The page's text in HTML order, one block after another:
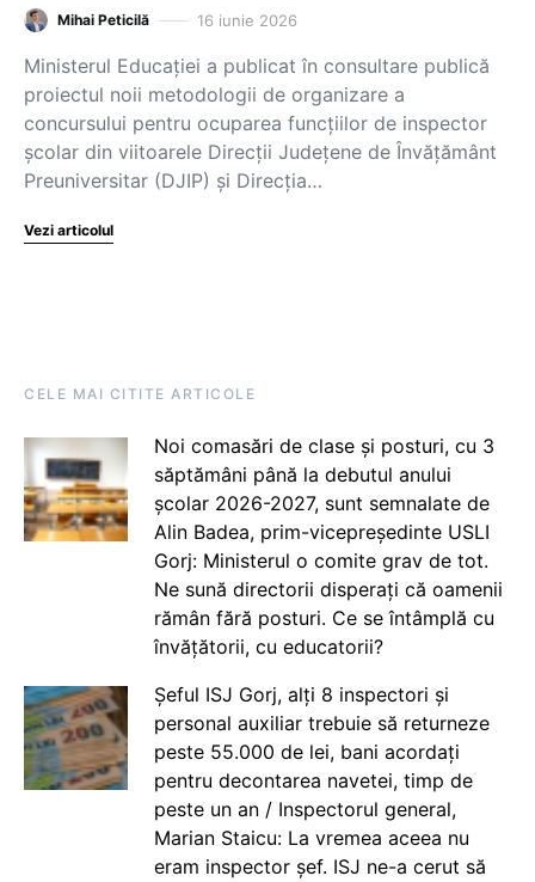
Mihai Peticilă 16 iunie 2026
Ministerul Educației a publicat în consultare publică
proiectul noii metodologii de organizare a
concursului pentru ocuparea funcțiilor de inspector
școlar din viitoarele Direcții Județene de Învățământ
Preuniversitar (DJIP) și Direcția…
Vezi articolul
CELE MAI CITITE ARTICOLE
Noi comasări de clase și posturi, cu 3
săptămâni până la debutul anului
școlar 2026-2027, sunt semnalate de
Alin Badea, prim-vicepreședinte USLI
Gorj: Ministerul o comite grav de tot.
Ne sună directorii disperați că oamenii
rămân fără posturi. Ce se întâmplă cu
învățătorii, cu educatorii?
Șeful ISJ Gorj, alți 8 inspectori și
personal auxiliar trebuie să returneze
peste 55.000 de lei, bani acordați
pentru decontarea navetei, timp de
peste un an / Inspectorul general,
Marian Staicu: La vremea aceea nu
eram inspector șef. ISJ ne-a cerut să